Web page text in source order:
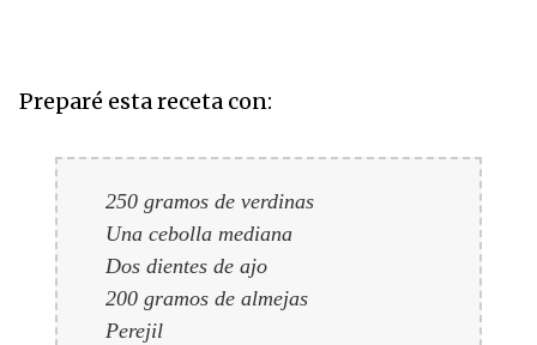
Preparé esta receta con:
250 gramos de verdinas
Una cebolla mediana
Dos dientes de ajo
200 gramos de almejas
Perejil